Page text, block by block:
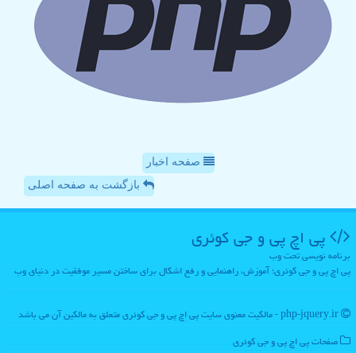
صفحه اخبار
بازگشت به صفحه اصلی
پی اچ پی و جی كوئری
برنامه نویسی تحت وب
پی اچ پی و جی کوئری؛ آموزش، راهنمایی و رفع اشکال برای ساختن مسیر موفقیت در دنیای وب
صفحات پی اچ پی و جی كوئری